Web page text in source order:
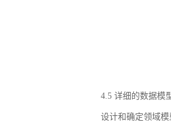
4.5 详细的数据模
设计和确定领域